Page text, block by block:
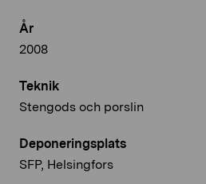
År
2008
Teknik
Stengods och porslin
Deponeringsplats
SFP, Helsingfors